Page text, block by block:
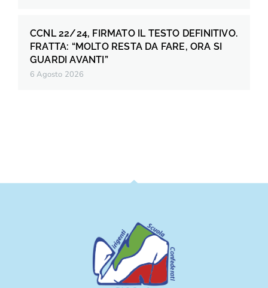
CCNL 22/24, FIRMATO IL TESTO DEFINITIVO.
FRATTA: “MOLTO RESTA DA FARE, ORA SI
GUARDI AVANTI”
6 Agosto 2026